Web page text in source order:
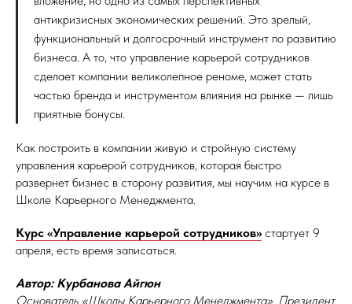
антикризисных экономических решений. Это зрелый,
функциональный и долгосрочный инструмент по развитию
бизнеса. А то, что управление карьерой сотрудников
сделает компании великолепное реноме, может стать
частью бренда и инструментом влияния на рынке — лишь
приятные бонусы.
Как построить в компании живую и стройную систему
управления карьерой сотрудников, которая быстро
развернет бизнес в сторону развития, мы научим на курсе в
Школе Карьерного Менеджмента.
Курс «Управление карьерой сотрудников» стартует 9
апреля, есть время записаться.
Автор: Курбанова Айгюн
Основатель «Школы Карьерного Менеджмента», Президент